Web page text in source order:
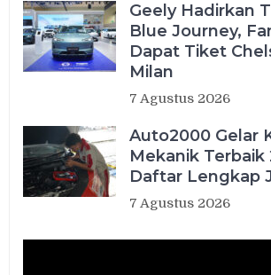
Geely Hadirkan
Blue Journey,
Dapat Tiket
Milan
7 Agustus 2026
Auto2000 Gelar
Mekanik Terbaik
Daftar Lengkap
7 Agustus 2026